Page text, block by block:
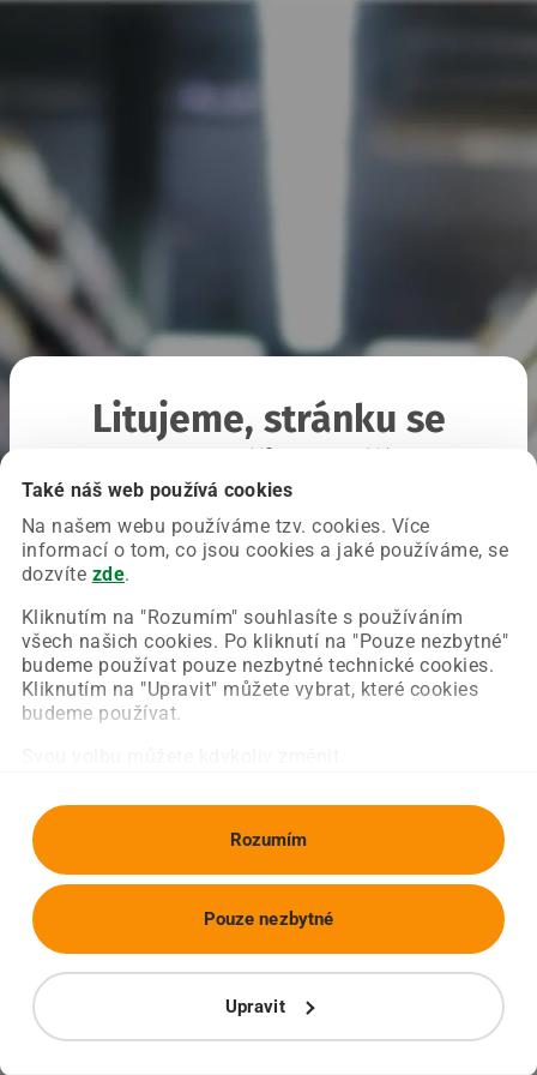
Také náš web používá cookies
Na našem webu používáme tzv. cookies. Více
informací o tom, co jsou cookies a jaké používáme, se
dozvíte zde.
Kliknutím na "Rozumím" souhlasíte s používáním
všech našich cookies. Po kliknutí na "Pouze nezbytné"
budeme používat pouze nezbytné technické cookies.
Kliknutím na "Upravit" můžete vybrat, které cookies
budeme používat.
Rozumím
Upravit
Pouze nezbytné
Litujeme, stránku se
Chyba nastala na naší straně a už ji opravujeme.
Zkuste prosím znovu načíst požadovanou stránku.
Obnovit stránku Úvodní strana